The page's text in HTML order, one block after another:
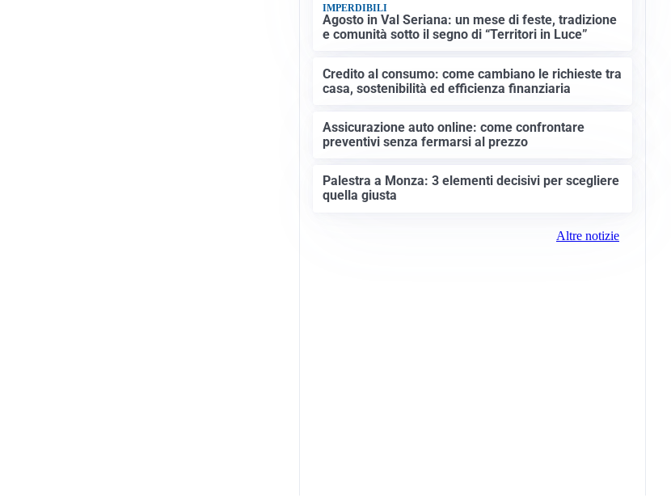
IMPERDIBILI
Agosto in Val Seriana: un mese di feste, tradizione
e comunità sotto il segno di “Territori in Luce”
Credito al consumo: come cambiano le richieste tra
casa, sostenibilità ed efficienza finanziaria
Assicurazione auto online: come confrontare
preventivi senza fermarsi al prezzo
Palestra a Monza: 3 elementi decisivi per scegliere
quella giusta
Altre notizie